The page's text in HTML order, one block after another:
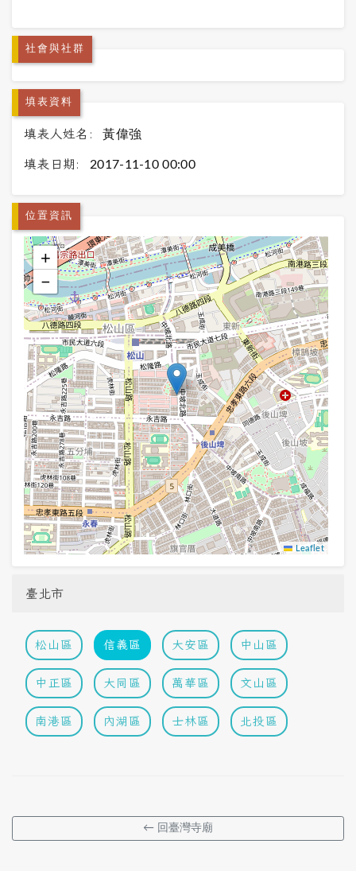
社會與社群
填表資料
填表人姓名: 黃偉強
填表日期: 2017-11-10 00:00
位置資訊
+
−
Leaflet
臺北市
松山區 信義區 大安區 中山區
中正區 大同區 萬華區 文山區
南港區 內湖區 士林區 北投區
← 回臺灣寺廟